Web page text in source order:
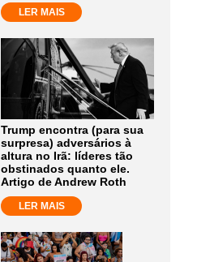
LER MAIS
Trump encontra (para sua
surpresa) adversários à
altura no Irã: líderes tão
obstinados quanto ele.
Artigo de Andrew Roth
LER MAIS